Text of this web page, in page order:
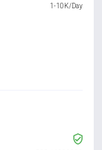
1-10K/Day